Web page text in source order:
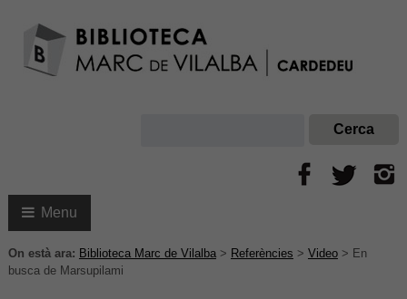
Menu
On està ara: Biblioteca Marc de Vilalba> Referències > Video> En
busca de Marsupilami